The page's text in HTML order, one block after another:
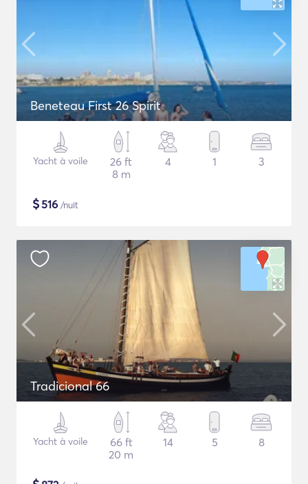
Beneteau First 26 Spirit
Yacht à voile
26 ft
8 m
4 1 3
$516 /nuit
Tradicional 66
Yacht à voile
66 ft
20 m
14 5 8